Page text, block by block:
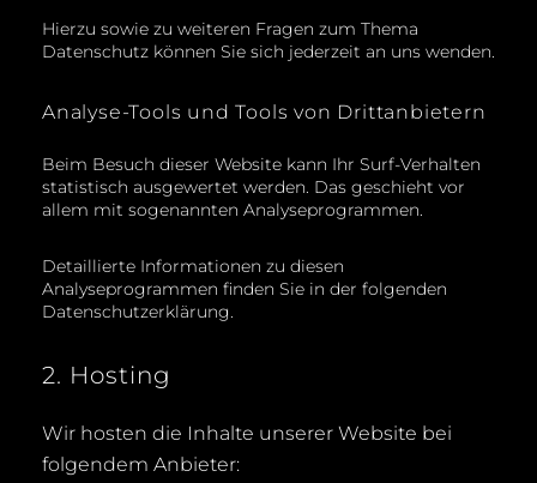
Hierzu sowie zu weiteren Fragen zum Thema
Datenschutz können Sie sich jederzeit an uns wenden.
Analyse-Tools und Tools von Dritt­anbietern
Beim Besuch dieser Website kann Ihr Surf-Verhalten
statistisch ausgewertet werden. Das geschieht vor
allem mit sogenannten Analyseprogrammen.
Detaillierte Informationen zu diesen
Analyseprogrammen finden Sie in der folgenden
Datenschutzerklärung.
2. Hosting
Wir hosten die Inhalte unserer Website bei
folgendem Anbieter: